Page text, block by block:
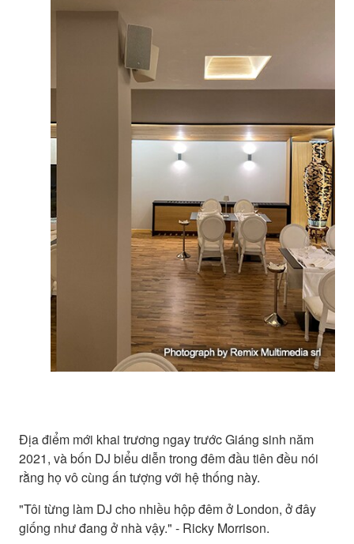
Địa điểm mới khai trương ngay trước Giáng sinh năm
2021, và bốn DJ biểu diễn trong đêm đầu tiên đều nói
rằng họ vô cùng ấn tượng với hệ thống này.
"Tôi từng làm DJ cho nhiều hộp đêm ở London, ở đây
giống như đang ở nhà vậy." - Ricky Morrison.